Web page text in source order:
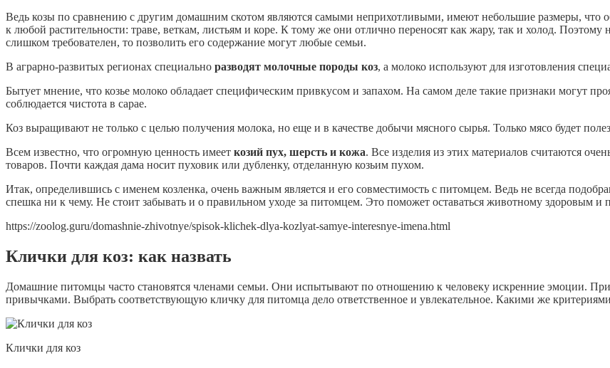
Ведь козы по сравнению с другим домашним скотом являются самыми неприхотливыми, имеют небольшие размеры, что
к любой растительности: траве, веткам, листьям и коре. К тому же они отлично переносят как жару, так и холод.
слишком требователен, то позволить его содержание могут любые семьи.
В аграрно-развитых регионах специально разводят молочные породы коз, а молоко используют для изготовления
Бытует мнение, что козье молоко обладает специфическим привкусом и запахом. На самом деле такие признаки могут
соблюдается чистота в сарае.
Коз выращивают не только с целью получения молока, но еще и в качестве добычи мясного сырья. Только мясо будет
Всем известно, что огромную ценность имеет козий пух, шерсть и кожа. Все изделия из этих материалов считаются
товаров. Почти каждая дама носит пуховик или дубленку, отделанную козьим пухом.
Итак, определившись с именем козленка, очень важным является и его совместимость с питомцем. Ведь не всегда
спешка ни к чему. Не стоит забывать и о правильном уходе за питомцем. Это поможет оставаться животному здоровым и
https://zoolog.guru/domashnie-zhivotnye/spisok-klichek-dlya-kozlyat-samye-interesnye-imena.html
Клички для коз: как назвать
Домашние питомцы часто становятся членами семьи. Они испытывают по отношению к человеку искренние эмоции. При
привычками. Выбрать соответствующую кличку для питомца дело ответственное и увлекательное. Какими же
Клички для коз